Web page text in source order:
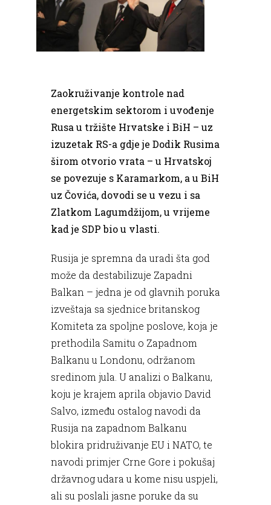
Zaokruživanje kontrole nad
energetskim sektorom i uvođenje
Rusa u tržište Hrvatske i BiH – uz
izuzetak RS-a gdje je Dodik Rusima
širom otvorio vrata – u Hrvatskoj
se povezuje s Karamarkom, a u BiH
uz Čovića, dovodi se u vezu i sa
Zlatkom Lagumdžijom, u vrijeme
kad je SDP bio u vlasti.
Rusija je spremna da uradi šta god
može da destabilizuje Zapadni
Balkan – jedna je od glavnih poruka
izveštaja sa sjednice britanskog
Komiteta za spoljne poslove, koja je
prethodila Samitu o Zapadnom
Balkanu u Londonu, održanom
sredinom jula. U analizi o Balkanu,
koju je krajem aprila objavio David
Salvo, između ostalog navodi da
Rusija na zapadnom Balkanu
blokira pridruživanje EU i NATO, te
navodi primjer Crne Gore i pokušaj
državnog udara u kome nisu uspjeli,
ali su poslali jasne poruke da su